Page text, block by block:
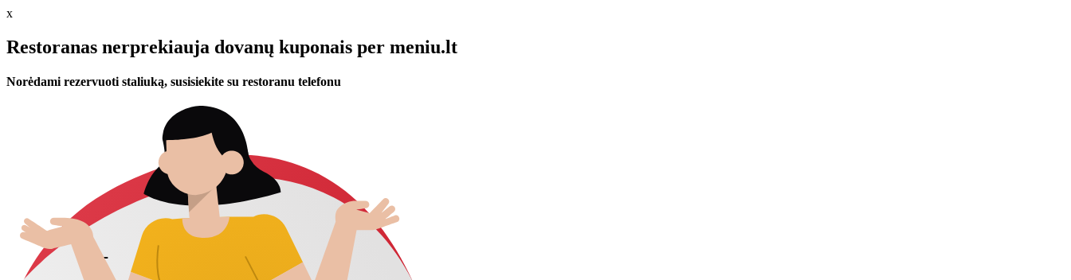
x
Restoranas nerprekiauja dovanų kuponais per meniu.lt
Norėdami rezervuoti staliuką, susisiekite su restoranu telefonu